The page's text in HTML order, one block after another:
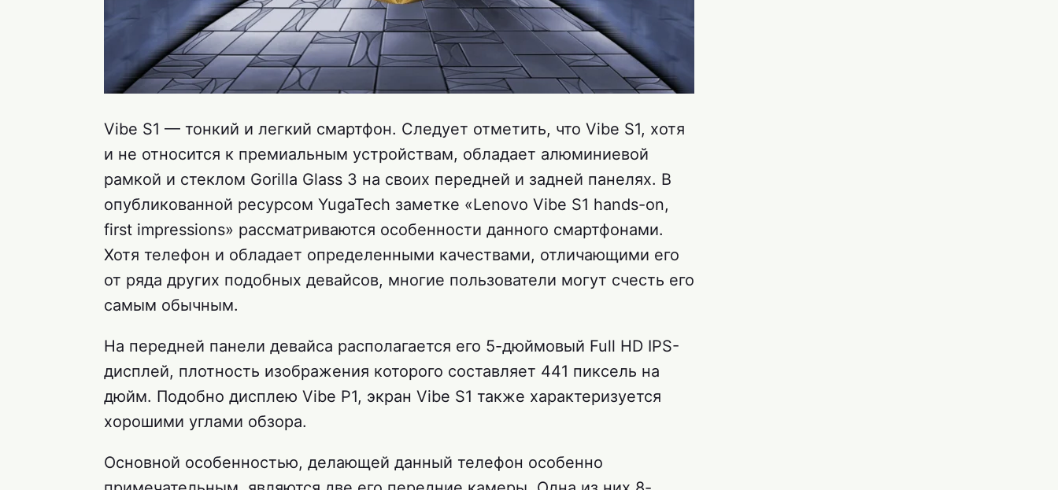
Vibe S1 — тонкий и легкий смартфон. Следует отметить, что Vibe S1, хотя
и не относится к премиальным устройствам, обладает алюминиевой
рамкой и стеклом Gorilla Glass 3 на своих передней и задней панелях. В
опубликованной ресурсом YugaTech заметке «Lenovo Vibe S1 hands-on,
first impressions» рассматриваются особенности данного смартфонами.
Хотя телефон и обладает определенными качествами, отличающими его
от ряда других подобных девайсов, многие пользователи могут счесть его
самым обычным.
На передней панели девайса располагается его 5-дюймовый Full HD IPS-
дисплей, плотность изображения которого составляет 441 пиксель на
дюйм. Подобно дисплею Vibe P1, экран Vibe S1 также характеризуется
хорошими углами обзора.
Основной особенностью, делающей данный телефон особенно